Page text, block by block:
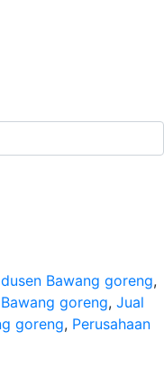
Bawang goreng,
goreng, Jual
goreng, Perusahaan